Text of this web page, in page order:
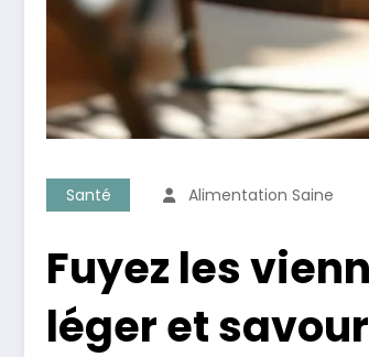
Santé Alimentation Saine
Fuyez les
léger et